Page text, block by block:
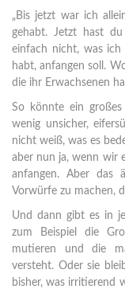
„Bis jetzt war ich
gehabt. Jetzt hast
einfach nicht, was
habt, anfangen soll.
die ihr Erwachsenen
So könnte ein großes
wenig unsicher,
nicht weiß, was es
aber nun ja, wenn wir
anfangen. Aber das
Vorwürfe zu machen,
Und dann gibt es in
zum Beispiel die
mutieren und die
versteht. Oder sie
bisher, was irritierend